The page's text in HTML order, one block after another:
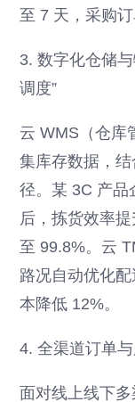
至 7 天，采购
3. 数字化仓储
调度”
云 WMS（仓库
集库存数据，
径。某 3C 产品
后，拣货效率
至 99.8%。云
路况自动优化
本降低 12%。
4. 全渠道订单
面对线上线下